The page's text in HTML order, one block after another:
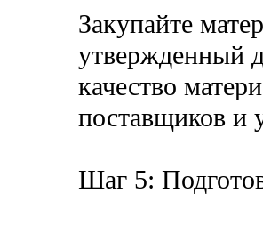
Закупайте
утвержденный
качество
поставщиков и
Шаг 5: